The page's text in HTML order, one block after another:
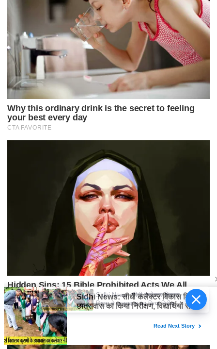
Sidhi News: सीधी कलेक्टर विकास
मिश्रा ने छात्रावास का किया निरीक्षण,
विद्यार्थियों संग किया रात्रि भोजन